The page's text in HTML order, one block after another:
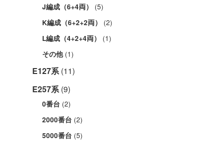
J編成（6+4両） (5)
K編成（6+2+2両） (2)
L編成（4+2+4両） (1)
その他(1)
E127系(11)
E257系(9)
0番台 (2)
2000番台 (2)
5000番台 (5)